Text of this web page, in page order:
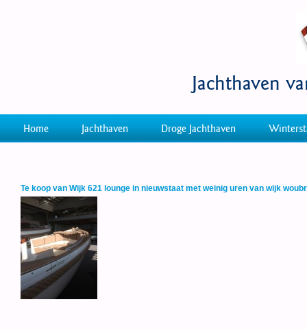
Jachthaven
Home Jachthaven Droge Jachthaven
Te koop van Wijk 621 lounge in nieuwstaat met weinig uren van wijk